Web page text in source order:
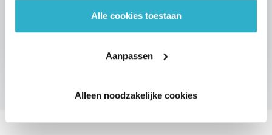
Alle cookies toestaan
Aanpassen
Alleen noodzakelijke cookies